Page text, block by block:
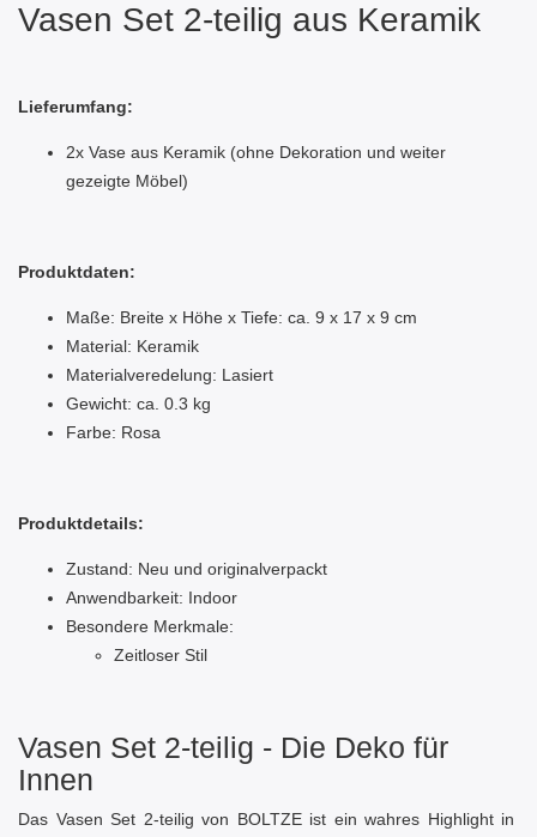
Vasen Set 2-teilig aus Keramik
Lieferumfang:
2x Vase aus Keramik (ohne Dekoration und weiter
gezeigte Möbel)
Produktdaten:
Maße: Breite x Höhe x Tiefe: ca. 9 x 17 x 9 cm
Material: Keramik
Materialveredelung: Lasiert
Gewicht: ca. 0.3 kg
Farbe: Rosa
Produktdetails:
Zustand: Neu und originalverpackt
Anwendbarkeit: Indoor
Besondere Merkmale:
Zeitloser Stil
Vasen Set 2-teilig - Die Deko für
Innen
Das Vasen Set 2-teilig von BOLTZE ist ein wahres Highlight in